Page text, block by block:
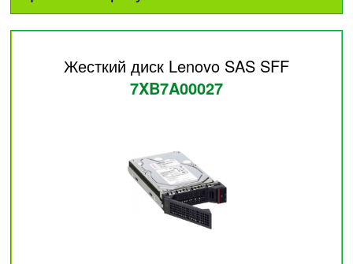
Жесткий диск Lenovo SAS SFF
7XB7A00027